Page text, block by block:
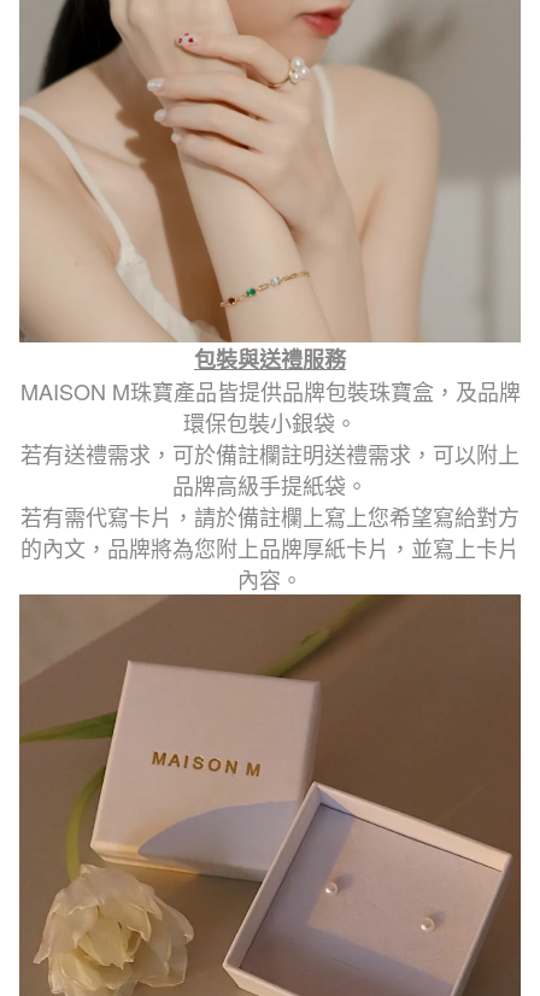
包裝與送禮服務
MAISON M珠寶產品皆提供品牌包裝珠寶盒，及品牌
環保包裝小銀袋。
若有送禮需求，可於備註欄註明送禮需求，可以附上
品牌高級手提紙袋。
若有需代寫卡片，請於備註欄上寫上您希望寫給對方
的內文，品牌將為您附上品牌厚紙卡片，並寫上卡片
內容。